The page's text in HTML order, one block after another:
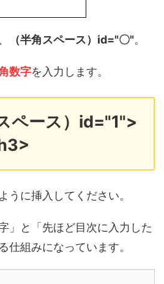
（半角スペース）id="〇"。
数字を入力します。
ペース）id="1">
うに挿入してください。
」と「先ほど目次に入力した
仕組みになっています。